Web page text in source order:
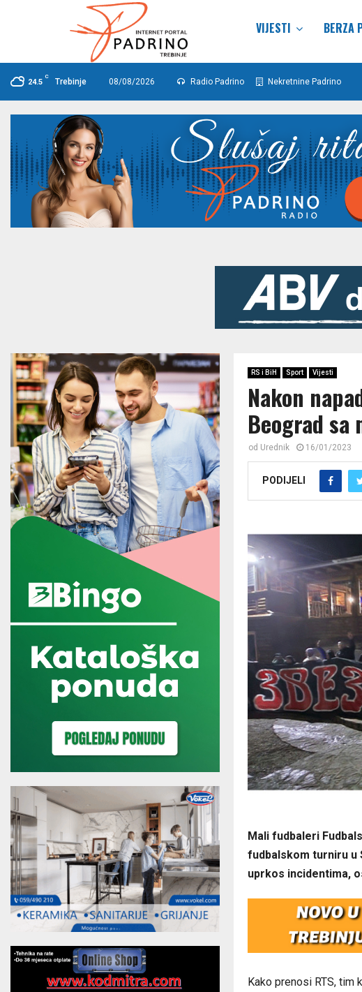
VIJESTI BERZA
24.5
C
Trebinje 08/08/2026 Radio Padrino Nekretnine Padrino
RS i BiH Sport Vijesti
Nakon
Beograd sa
od Urednik 16/01/2023
PODIJELI
Mali fudbaleri
fudbalskom turniru u
uprkos incidentima,
Kako prenosi RTS,